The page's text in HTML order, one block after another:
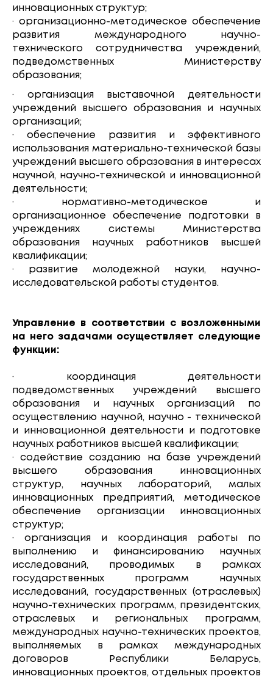
инновационных структур;
· организационно-методическое обеспечение
развития международного научно-
технического сотрудничества учреждений,
подведомственных Министерству
образования;
· организация выставочной деятельности
учреждений высшего образования и научных
организаций;
· обеспечение развития и эффективного
использования материально-технической базы
учреждений высшего образования в интересах
научной, научно-технической и инновационной
деятельности;
· нормативно-методическое и
организационное обеспечение подготовки в
учреждениях системы Министерства
образования научных работников высшей
квалификации;
· развитие молодежной науки, научно-
исследовательской работы студентов.
Управление в соответствии с возложенными
на него задачами осуществляет следующие
функции:
· координация деятельности
подведомственных учреждений высшего
образования и научных организаций по
осуществлению научной, научно - технической
и инновационной деятельности и подготовке
научных работников высшей квалификации;
· содействие созданию на базе учреждений
высшего образования инновационных
структур, научных лабораторий, малых
инновационных предприятий, методическое
обеспечение организации инновационных
структур;
· организация и координация работы по
выполнению и финансированию научных
исследований, проводимых в рамках
государственных программ научных
исследований, государственных (отраслевых)
научно-технических программ, президентских,
отраслевых и региональных программ,
международных научно-технических проектов,
выполняемых в рамках международных
договоров Республики Беларусь,
инновационных проектов, отдельных проектов